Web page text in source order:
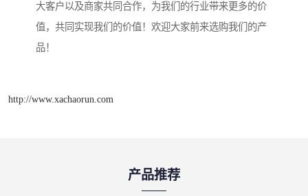
大客户以及商家共同合作，为我们的行业带来更多的价
值，共同实现我们的价值！欢迎大家前来选购我们的产
品！
http://www.xachaorun.com
产品推荐